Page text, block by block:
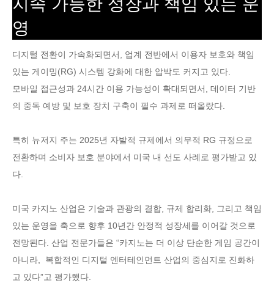
지속 가능한 성장과 책임 있는 운
영
디지털 전환이 가속화되면서, 업계 전반에서 이용자 보호와 책임
있는 게이밍(RG) 시스템 강화에 대한 압박도 커지고 있다.
모바일 접근성과 24시간 이용 가능성이 확대되면서, 데이터 기반
의 중독 예방 및 보호 장치 구축이 필수 과제로 떠올랐다.
특히 뉴저지 주는 2025년 자발적 규제에서 의무적 RG 규정으로
전환하며 소비자 보호 분야에서 미국 내 선도 사례로 평가받고 있
다.
미국 카지노 산업은 기술과 관광의 결합, 규제 합리화, 그리고 책임
있는 운영을 축으로 향후 10년간 안정적 성장세를 이어갈 것으로
전망된다. 산업 전문가들은 “카지노는 더 이상 단순한 게임 공간이
아니라, 복합적인 디지털 엔터테인먼트 산업의 중심지로 진화하
고 있다”고 평가했다.